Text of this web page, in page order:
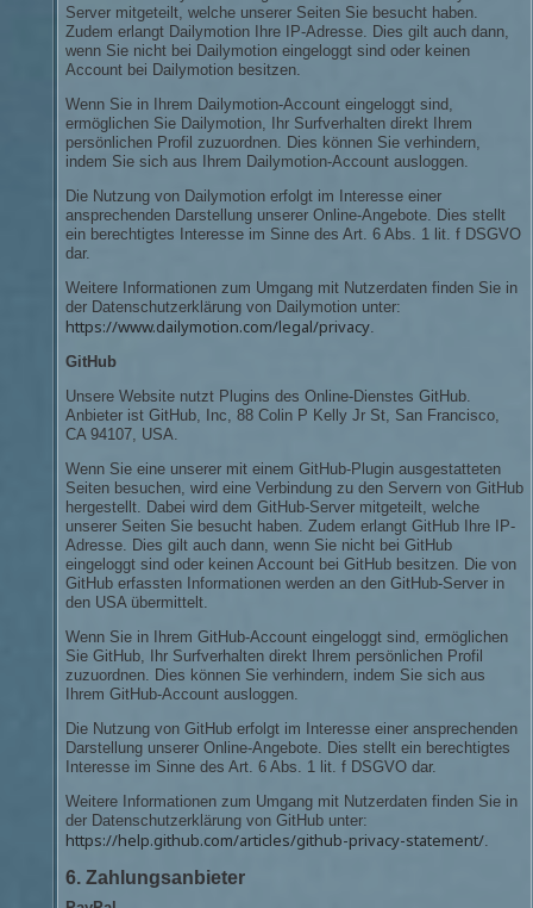
Server mitgeteilt, welche unserer Seiten Sie besucht haben.
Zudem erlangt Dailymotion Ihre IP-Adresse. Dies gilt auch dann,
wenn Sie nicht bei Dailymotion eingeloggt sind oder keinen
Account bei Dailymotion besitzen.
Wenn Sie in Ihrem Dailymotion-Account eingeloggt sind,
ermöglichen Sie Dailymotion, Ihr Surfverhalten direkt Ihrem
persönlichen Profil zuzuordnen. Dies können Sie verhindern,
indem Sie sich aus Ihrem Dailymotion-Account ausloggen.
Die Nutzung von Dailymotion erfolgt im Interesse einer
ansprechenden Darstellung unserer Online-Angebote. Dies stellt
ein berechtigtes Interesse im Sinne des Art. 6 Abs. 1 lit. f DSGVO
dar.
Weitere Informationen zum Umgang mit Nutzerdaten finden Sie in
der Datenschutzerklärung von Dailymotion unter:
https://www.dailymotion.com/legal/privacy
GitHub
Unsere Website nutzt Plugins des Online-Dienstes GitHub.
Anbieter ist GitHub, Inc, 88 Colin P Kelly Jr St, San Francisco,
CA 94107, USA.
Wenn Sie eine unserer mit einem GitHub-Plugin ausgestatteten
Seiten besuchen, wird eine Verbindung zu den Servern von GitHub
hergestellt. Dabei wird dem GitHub-Server mitgeteilt, welche
unserer Seiten Sie besucht haben. Zudem erlangt GitHub Ihre IP-
Adresse. Dies gilt auch dann, wenn Sie nicht bei GitHub
eingeloggt sind oder keinen Account bei GitHub besitzen. Die von
GitHub erfassten Informationen werden an den GitHub-Server in
den USA übermittelt.
Wenn Sie in Ihrem GitHub-Account eingeloggt sind, ermöglichen
Sie GitHub, Ihr Surfverhalten direkt Ihrem persönlichen Profil
zuzuordnen. Dies können Sie verhindern, indem Sie sich aus
Ihrem GitHub-Account ausloggen.
Die Nutzung von GitHub erfolgt im Interesse einer ansprechenden
Darstellung unserer Online-Angebote. Dies stellt ein berechtigtes
Interesse im Sinne des Art. 6 Abs. 1 lit. f DSGVO dar.
Weitere Informationen zum Umgang mit Nutzerdaten finden Sie in
der Datenschutzerklärung von GitHub unter:
https://help.github.com/articles/github-privacy-statement/
6. Zahlungsanbieter